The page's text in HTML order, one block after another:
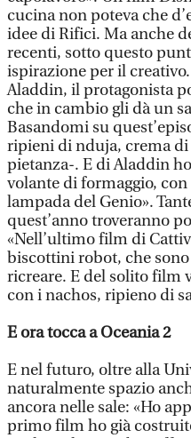
cucina non poteva che
idee di Rifici. Ma anche
recenti, sotto questo
ispirazione per il
Aladdin, il protagonista
che in cambio gli dà un
Basandomi su
ripieni di nduja, crema
pietanza-. E di Aladdin
volante di formaggio, con
lampada del Genio».
quest’anno troveranno
«Nell’ultimo film di
biscottini robot, che
ricreare. E del solito film
con i nachos, ripieno di
E ora tocca a Oceania 2
E nel futuro, oltre alla
naturalmente spazio
ancora nelle sale: «Ho
primo film ho già